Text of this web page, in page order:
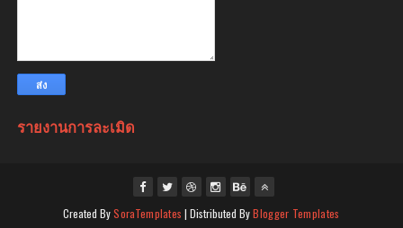
รายงานการละเมิด
Created BySoraTemplates | Distributed ByBlogger Templates